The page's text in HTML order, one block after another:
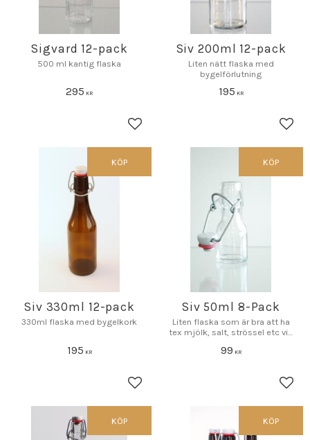
Sigvard 12-pack
500 ml kantig flaska
295 KR
Lägg till i favoriter
Siv 200ml 12-pack
Liten nätt flaska med
bygelförlutning
195 KR
Siv 330ml 12-pack
330ml flaska med bygelkork
195 KR
Lägg till i favoriter
KÖP
Siv 50ml 8-Pack
Liten flaska som är bra att ha
tex mjölk, salt, strössel etc vid
99 KR
KÖP
KÖP KÖP